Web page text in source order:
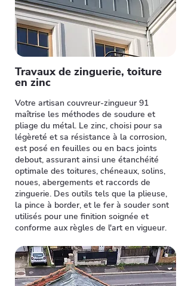
Travaux de zinguerie, toiture
en zinc
Votre artisan couvreur-zingueur 91
maîtrise les méthodes de soudure et
pliage du métal. Le zinc, choisi pour sa
légèreté et sa résistance à la corrosion,
est posé en feuilles ou en bacs joints
debout, assurant ainsi une étanchéité
optimale des toitures, chéneaux, solins,
noues, abergements et raccords de
zinguerie. Des outils tels que la plieuse,
la pince à border, et le fer à souder sont
utilisés pour une finition soignée et
conforme aux règles de l'art en vigueur.